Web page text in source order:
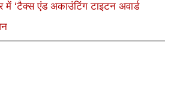
में ‘टैक्स एंड अकाउंटिंग टाइटन अवार्ड